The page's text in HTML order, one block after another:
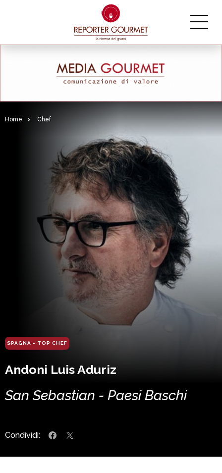
Home > Chef
SPAGNA - TOP CHEF
Andoni Luis Aduriz
San Sebastian - Paesi Baschi
Condividi: